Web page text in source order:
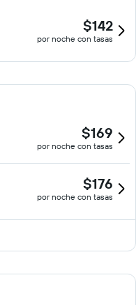
$142
por noche con tasas
$169
por noche con tasas
$176
por noche con tasas